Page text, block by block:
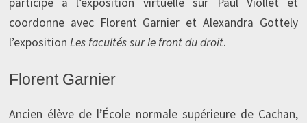
coordonne avec Florent Garnier et Alexandra Gottely
l’exposition Les facultés sur le front du droit.
Florent Garnier
Ancien élève de l’École normale supérieure de Cachan,